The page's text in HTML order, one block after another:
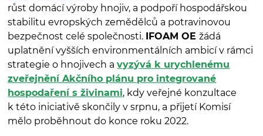
růst domácí výroby hnojiv, a podpoří hospodářskou
stabilitu evropských zemědělců a potravinovou
bezpečnost celé společnosti. IFOAM OEžádá
uplatnění vyšších environmentálních ambicí v rámci
strategie o hnojivech avyzývá k urychlenému
zveřejnění Akčního plánu pro integrované
hospodaření s živinami, kdy veřejné konzultace
k této iniciativě skončily v srpnu, a přijetí Komisí
mělo proběhnout do konce roku 2022.